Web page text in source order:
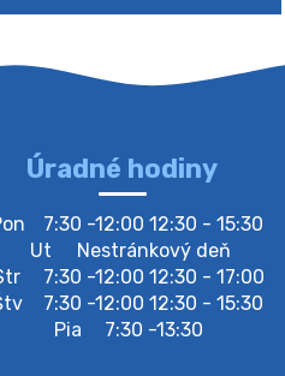
že v stredu 05. augusta
Értesítjük a lakosokat,
én a gyűjtőudvar zárva
Úradné hodiny
7:30 -12:00 12:30 - 15:30
Ut
Nestránkový deň
7:30 -12:00 12:30 - 17:00
7:30 -12:00 12:30 - 15:30
Pia
7:30 -13:30